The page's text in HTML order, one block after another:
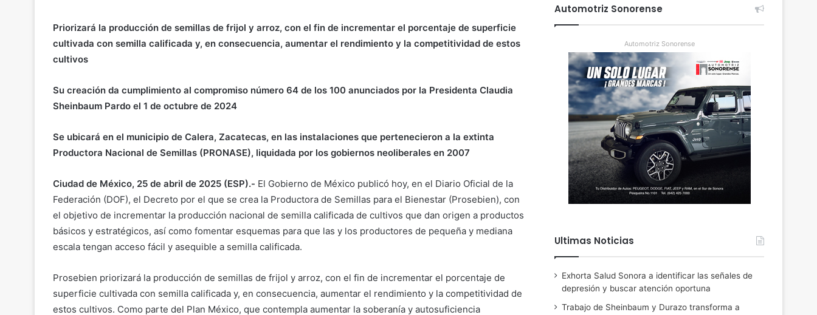
Priorizará la producción de semillas de frijol y arroz, con el fin de incrementar el porcentaje de superficie
cultivada con semilla calificada y, en consecuencia, aumentar el rendimiento y la competitividad de estos
cultivos
Su creación da cumplimiento al compromiso número 64 de los 100 anunciados por la Presidenta Claudia
Sheinbaum Pardo el 1 de octubre de 2024
Se ubicará en el municipio de Calera, Zacatecas, en las instalaciones que pertenecieron a la extinta
Productora Nacional de Semillas (PRONASE), liquidada por los gobiernos neoliberales en 2007
Ciudad de México, 25 de abril de 2025 (ESP).- El Gobierno de México publicó hoy, en el Diario Oficial de la
Federación (DOF), el Decreto por el que se crea la Productora de Semillas para el Bienestar (Prosebien), con
el objetivo de incrementar la producción nacional de semilla calificada de cultivos que dan origen a productos
básicos y estratégicos, así como fomentar esquemas para que las y los productores de pequeña y mediana
escala tengan acceso fácil y asequible a semilla calificada.
Prosebien priorizará la producción de semillas de frijol y arroz, con el fin de incrementar el porcentaje de
superficie cultivada con semilla calificada y, en consecuencia, aumentar el rendimiento y la competitividad de
estos cultivos. Como parte del Plan México, que contempla aumentar la soberanía y autosuficiencia
Automotriz Sonorense
Automotriz Sonorense
Ultimas Noticias
Exhorta Salud Sonora a identificar las señales de
depresión y buscar atención oportuna
Trabajo de Sheinbaum y Durazo transforma a